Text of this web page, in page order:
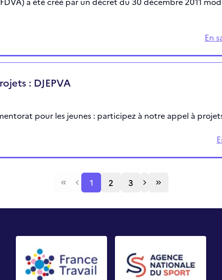
En
: DJEPVA
pour les jeunes : participez à notre appel à
1 2 3